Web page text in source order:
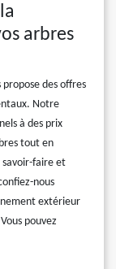
arbres
des offres
Notre
à des prix
tout en
faire et
nous
extérieur
pouvez